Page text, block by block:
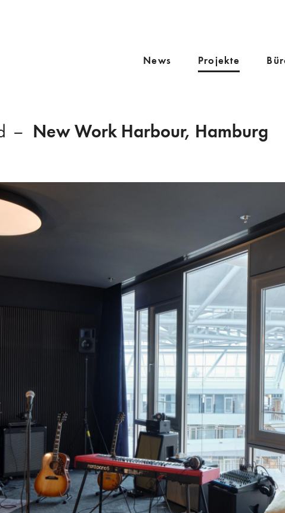
News Projekte
New Work Harbour, Hamburg